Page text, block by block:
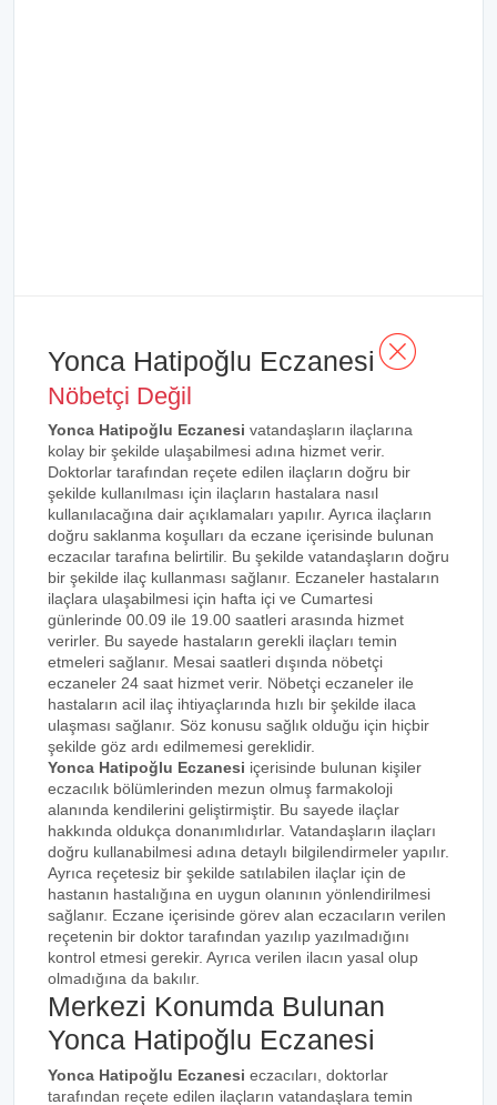
Yonca Hatipoğlu Eczanesi
Nöbetçi Değil
Yonca Hatipoğlu Eczanesi vatandaşların ilaçlarına
kolay bir şekilde ulaşabilmesi adına hizmet verir.
Doktorlar tarafından reçete edilen ilaçların doğru bir
şekilde kullanılması için ilaçların hastalara nasıl
kullanılacağına dair açıklamaları yapılır. Ayrıca ilaçların
doğru saklanma koşulları da eczane içerisinde bulunan
eczacılar tarafına belirtilir. Bu şekilde vatandaşların doğru
bir şekilde ilaç kullanması sağlanır. Eczaneler hastaların
ilaçlara ulaşabilmesi için hafta içi ve Cumartesi
günlerinde 00.09 ile 19.00 saatleri arasında hizmet
verirler. Bu sayede hastaların gerekli ilaçları temin
etmeleri sağlanır. Mesai saatleri dışında nöbetçi
eczaneler 24 saat hizmet verir. Nöbetçi eczaneler ile
hastaların acil ilaç ihtiyaçlarında hızlı bir şekilde ilaca
ulaşması sağlanır. Söz konusu sağlık olduğu için hiçbir
şekilde göz ardı edilmemesi gereklidir.
Yonca Hatipoğlu Eczanesi içerisinde bulunan kişiler
eczacılık bölümlerinden mezun olmuş farmakoloji
alanında kendilerini geliştirmiştir. Bu sayede ilaçlar
hakkında oldukça donanımlıdırlar. Vatandaşların ilaçları
doğru kullanabilmesi adına detaylı bilgilendirmeler yapılır.
Ayrıca reçetesiz bir şekilde satılabilen ilaçlar için de
hastanın hastalığına en uygun olanının yönlendirilmesi
sağlanır. Eczane içerisinde görev alan eczacıların verilen
reçetenin bir doktor tarafından yazılıp yazılmadığını
kontrol etmesi gerekir. Ayrıca verilen ilacın yasal olup
olmadığına da bakılır.
Merkezi Konumda Bulunan
Yonca Hatipoğlu Eczanesi
Yonca Hatipoğlu Eczanesi eczacıları, doktorlar
tarafından reçete edilen ilaçların vatandaşlara temin